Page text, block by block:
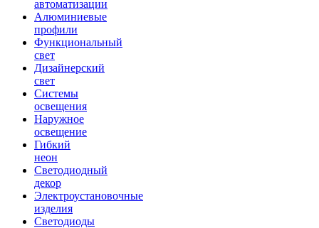
автоматизации
Алюминиевые
профили
Функциональный
свет
Дизайнерский
свет
Системы
освещения
Наружное
освещение
Гибкий
неон
Светодиодный
декор
Электроустановочные
изделия
Светодиоды